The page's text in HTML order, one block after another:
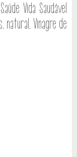
Saúde Vida Saudável
, natural,Vinagre de